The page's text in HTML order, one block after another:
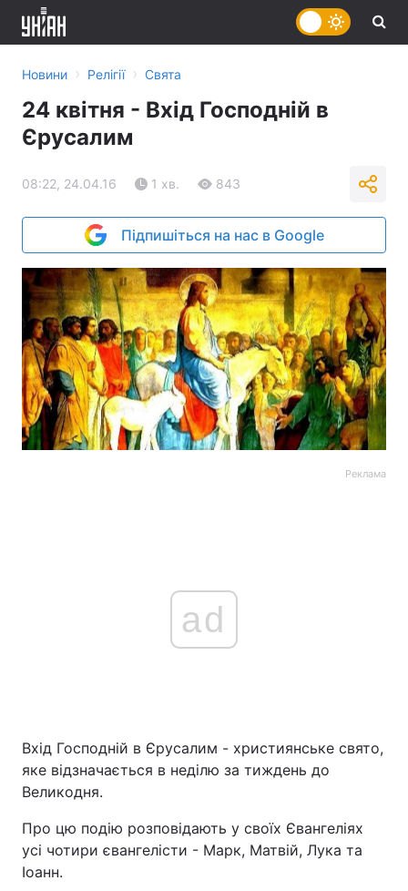
Новини › Релігії › Свята
24 квітня - Вхід Господній в
Єрусалим
08:22, 24.04.16 1 хв. 843
Підпишіться на нас в Google
Реклама
ad
Вхід Господній в Єрусалим - християнське свято,
яке відзначається в неділю за тиждень до
Великодня.
Про цю подію розповідають у своїх Євангеліях
усі чотири євангелісти - Марк, Матвій, Лука та
Іоанн.